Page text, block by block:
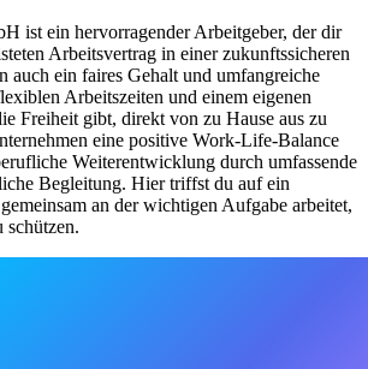
ist ein hervorragender Arbeitgeber, der dir
Arbeitsvertrag in einer zukunftssicheren
auch ein faires Gehalt und umfangreiche
Arbeitszeiten und einem eigenen
Freiheit gibt, direkt von zu Hause aus zu
eine positive Work-Life-Balance
Weiterentwicklung durch umfassende
Begleitung. Hier triffst du auf ein
an der wichtigen Aufgabe arbeitet,
schützen.